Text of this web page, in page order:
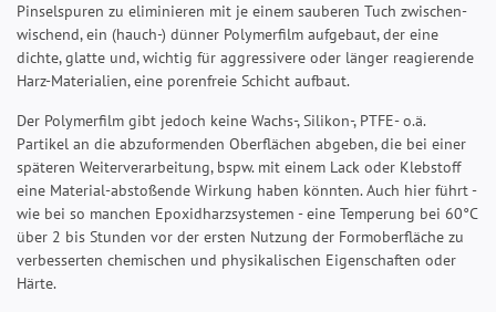
Pinselspuren zu eliminieren mit je einem sauberen Tuch zwischen-
wischend, ein (hauch-) dünner Polymerfilm aufgebaut, der eine
dichte, glatte und, wichtig für aggressivere oder länger reagierende
Harz-Materialien, eine porenfreie Schicht aufbaut.
Der Polymerfilm gibt jedoch keine Wachs-, Silikon-, PTFE- o.ä.
Partikel an die abzuformenden Oberflächen abgeben, die bei einer
späteren Weiterverarbeitung, bspw. mit einem Lack oder Klebstoff
eine Material-abstoßende Wirkung haben könnten. Auch hier führt -
wie bei so manchen Epoxidharzsystemen - eine Temperung bei 60°C
über 2 bis Stunden vor der ersten Nutzung der Formoberfläche zu
verbesserten chemischen und physikalischen Eigenschaften oder
Härte.